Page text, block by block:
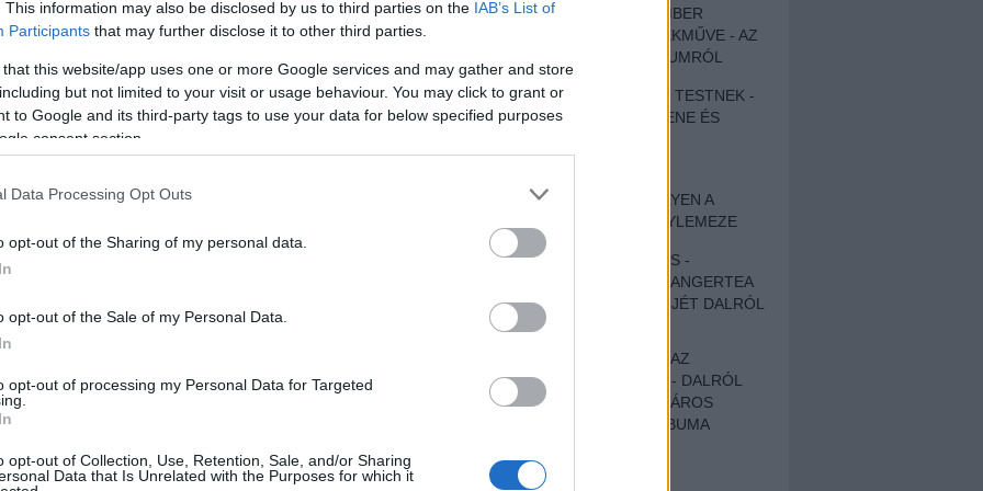
This information may also be disclosed by us to third parties on the IAB’s List of
Participants that may further disclose it to other third parties.
that this website/app uses one or more Google services and may gather and store
but not limited to your visit or usage behaviour. You may click to grant or
to Google and its third-party tags to use your data for below specified purposes
consent section.
Data Processing Opt Outs
opt-out of the Sharing of my personal data.
opt-out of the Sale of my Personal Data.
opt-out of processing my Personal Data for Targeted
opt-out of Collection, Use, Retention, Sale, and/or Sharing
Data that Is Unrelated with the Purposes for which it
dolgozni az új Death Angel-lemezen, szóval tele
KI JOHN
a Lángoló!
EGY DÜHÖS VÉNEMBER
UNIVERZÁLIS REMEKMŰVE - AZ
ÚJ BOB DYLAN-ALBUMRÓL
ZENE LÉLEKNEK ÉS TESTNEK -
AUTENTIKUS NÉPZENE ÉS
SZOMORKODÁS - ILYEN A
KATATONIA ÚJ NAGYLEMEZE
CROCODILE NERVES -
HALLGASD MEG AZ ANGERTEA
MA MEGJELENT EP-JÉT DALRÓL
DALRA!
A FELELŐSSÉGTŐL AZ
ELLOPOTT FÖLDIG - DALRÓL
DALRA A KÉPZELT VÁROS
SAMIZDAT CÍMŰ ALBUMA